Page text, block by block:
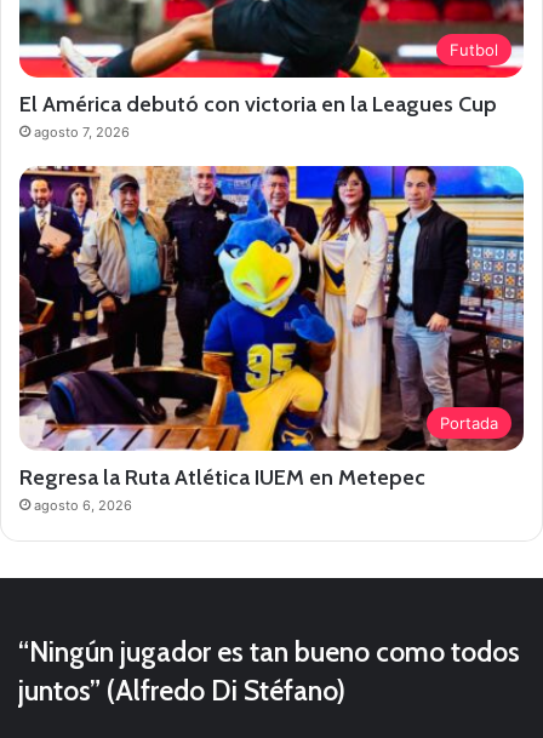
Futbol
El América debutó con victoria en la Leagues Cup
agosto 7, 2026
Portada
Regresa la Ruta Atlética IUEM en Metepec
agosto 6, 2026
“Ningún jugador es tan bueno como todos
juntos” (Alfredo Di Stéfano)